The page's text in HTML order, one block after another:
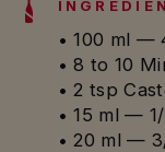
• 100 ml —
• 8 to 10
• 2 tsp
• 15 ml —
• 20 ml —